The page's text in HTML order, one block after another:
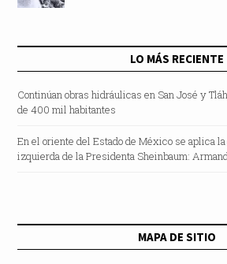
LO MÁS RECIENTE
Continúan obras hidráulicas en San José y
de 400 mil habitantes
En el oriente del Estado de México se aplica
izquierda de la Presidenta Sheinbaum:
MAPA DE SITIO